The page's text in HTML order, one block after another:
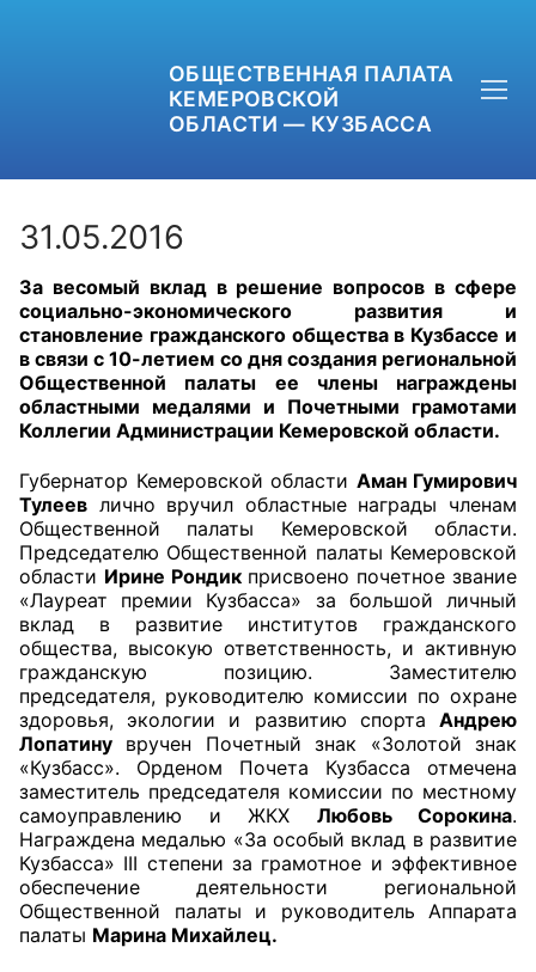
ОБЩЕСТВЕННАЯ ПАЛАТА
КЕМЕРОВСКОЙ
ОБЛАСТИ — КУЗБАССА
+7 (3842) 58-82-40
OPKO42@BK.RU
ОБРАТНАЯ СВЯЗЬ
Главная
Общественные советы
Общественные советы при территориальных
органах федеральных органов
исполнительной власти
Общественные советы по проведению
независимой оценки качества условий
оказания услуг
О Палате
31.05.2016
За весомый вклад в решение вопросов в сфере
социально-экономического развития и
становление гражданского общества в Кузбассе и
в связи с 10-летием со дня создания региональной
Общественной палаты ее члены награждены
областными медалями и Почетными грамотами
Коллегии Администрации Кемеровской области.
Губернатор Кемеровской области Аман Гумирович
Тулеев лично вручил областные награды членам
Общественной палаты Кемеровской области.
Председателю Общественной палаты Кемеровской
области Ирине Рондикприсвоено почетное звание
«Лауреат премии Кузбасса» за большой личный
вклад в развитие институтов гражданского
общества, высокую ответственность, и активную
гражданскую позицию. Заместителю
председателя, руководителю комиссии по охране
здоровья, экологии и развитию спорта Андрею
Лопатину вручен Почетный знак «Золотой знак
«Кузбасс». Орденом Почета Кузбасса отмечена
заместитель председателя комиссии по местному
самоуправлению и ЖКХ Любовь Сорокина.
Награждена медалью «За особый вклад в развитие
Кузбасса» III степени за грамотное и эффективное
обеспечение деятельности региональной
Общественной палаты и руководитель Аппарата
палаты Марина Михайлец.